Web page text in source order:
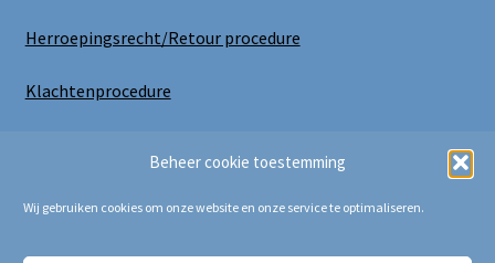
Beheer cookie toestemming
Wij gebruiken cookies om onze website en onze service te optimaliseren.
Herroepingsrecht/Retour procedure
Klachtenprocedure